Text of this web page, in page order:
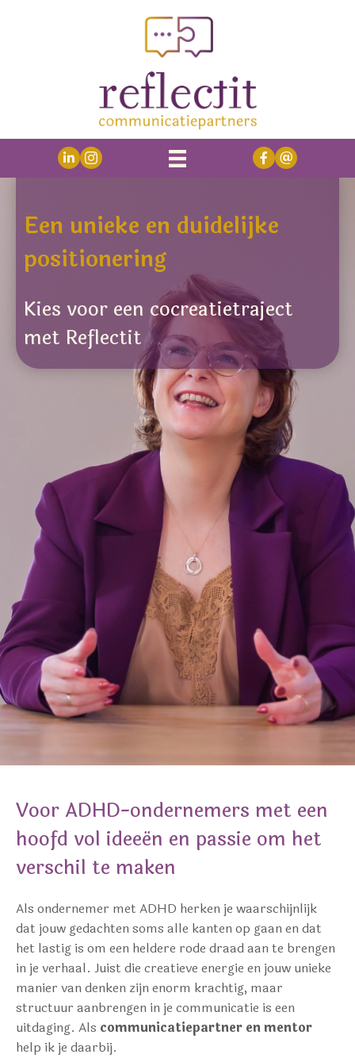
Een unieke en duidelijke
positionering
Kies voor een cocreatietraject
met Reflectit
Voor ADHD-ondernemers met een
hoofd vol ideeën en passie om het
verschil te maken
Als ondernemer met ADHD herken je waarschijnlijk
dat jouw gedachten soms alle kanten op gaan en dat
het lastig is om een heldere rode draad aan te brengen
in je verhaal. Juist die creatieve energie en jouw unieke
manier van denken zijn enorm krachtig, maar
structuur aanbrengen in je communicatie is een
uitdaging. Als communicatiepartner en mentor
help ik je daarbij.